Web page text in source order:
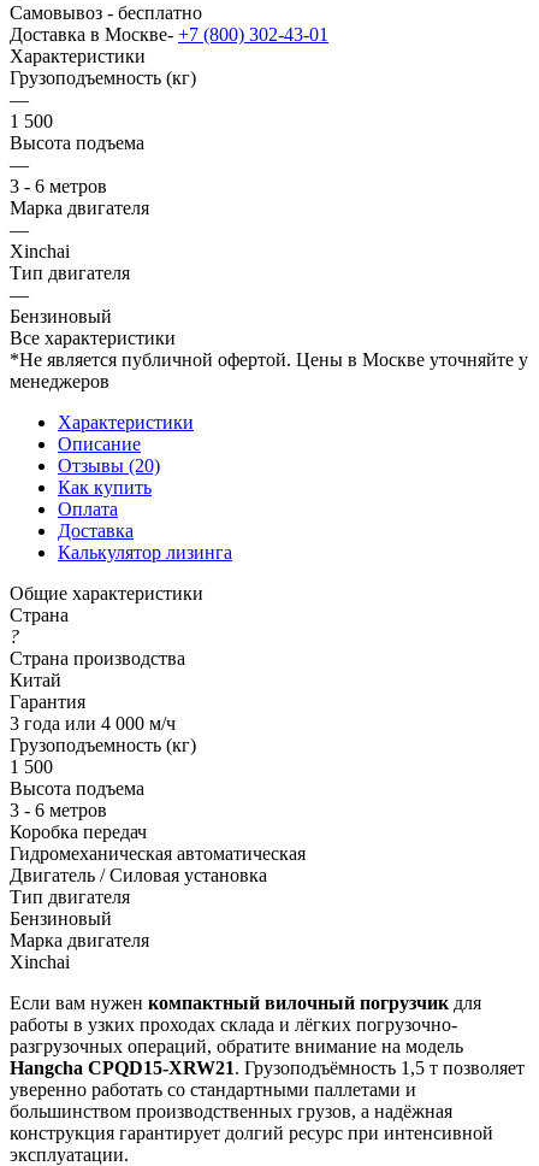
Самовывоз - бесплатно
Доставка в Москве- +7 (800) 302-43-01
Характеристики
Грузоподъемность (кг)
—
1 500
Высота подъема
—
3 - 6 метров
Марка двигателя
—
Xinchai
Тип двигателя
—
Бензиновый
Все характеристики
*Не является публичной офертой. Цены в Москве уточняйте у
менеджеров
Характеристики
Описание
Отзывы (20)
Как купить
Оплата
Доставка
Калькулятор лизинга
Общие характеристики
Страна
?
Страна производства
Китай
Гарантия
3 года или 4 000 м/ч
Грузоподъемность (кг)
1 500
Высота подъема
3 - 6 метров
Коробка передач
Гидромеханическая автоматическая
Двигатель / Силовая установка
Тип двигателя
Бензиновый
Марка двигателя
Xinchai
Если вам нужен компактный вилочный погрузчик для
работы в узких проходах склада и лёгких погрузочно-
разгрузочных операций, обратите внимание на модель
Hangcha CPQD15-XRW21. Грузоподъёмность 1,5 т позволяет
уверенно работать со стандартными паллетами и
большинством производственных грузов, а надёжная
конструкция гарантирует долгий ресурс при интенсивной
эксплуатации.